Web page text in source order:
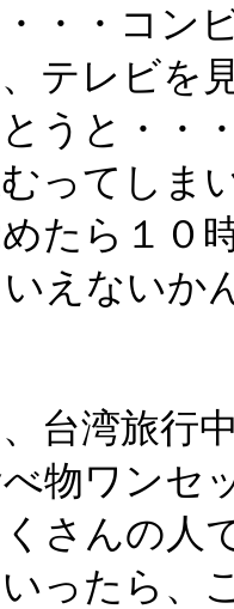
・・コン
テレビを
うと・・
ってしま
たら１０
えないか
台湾旅行
物ワンセ
さんの人
ったら、